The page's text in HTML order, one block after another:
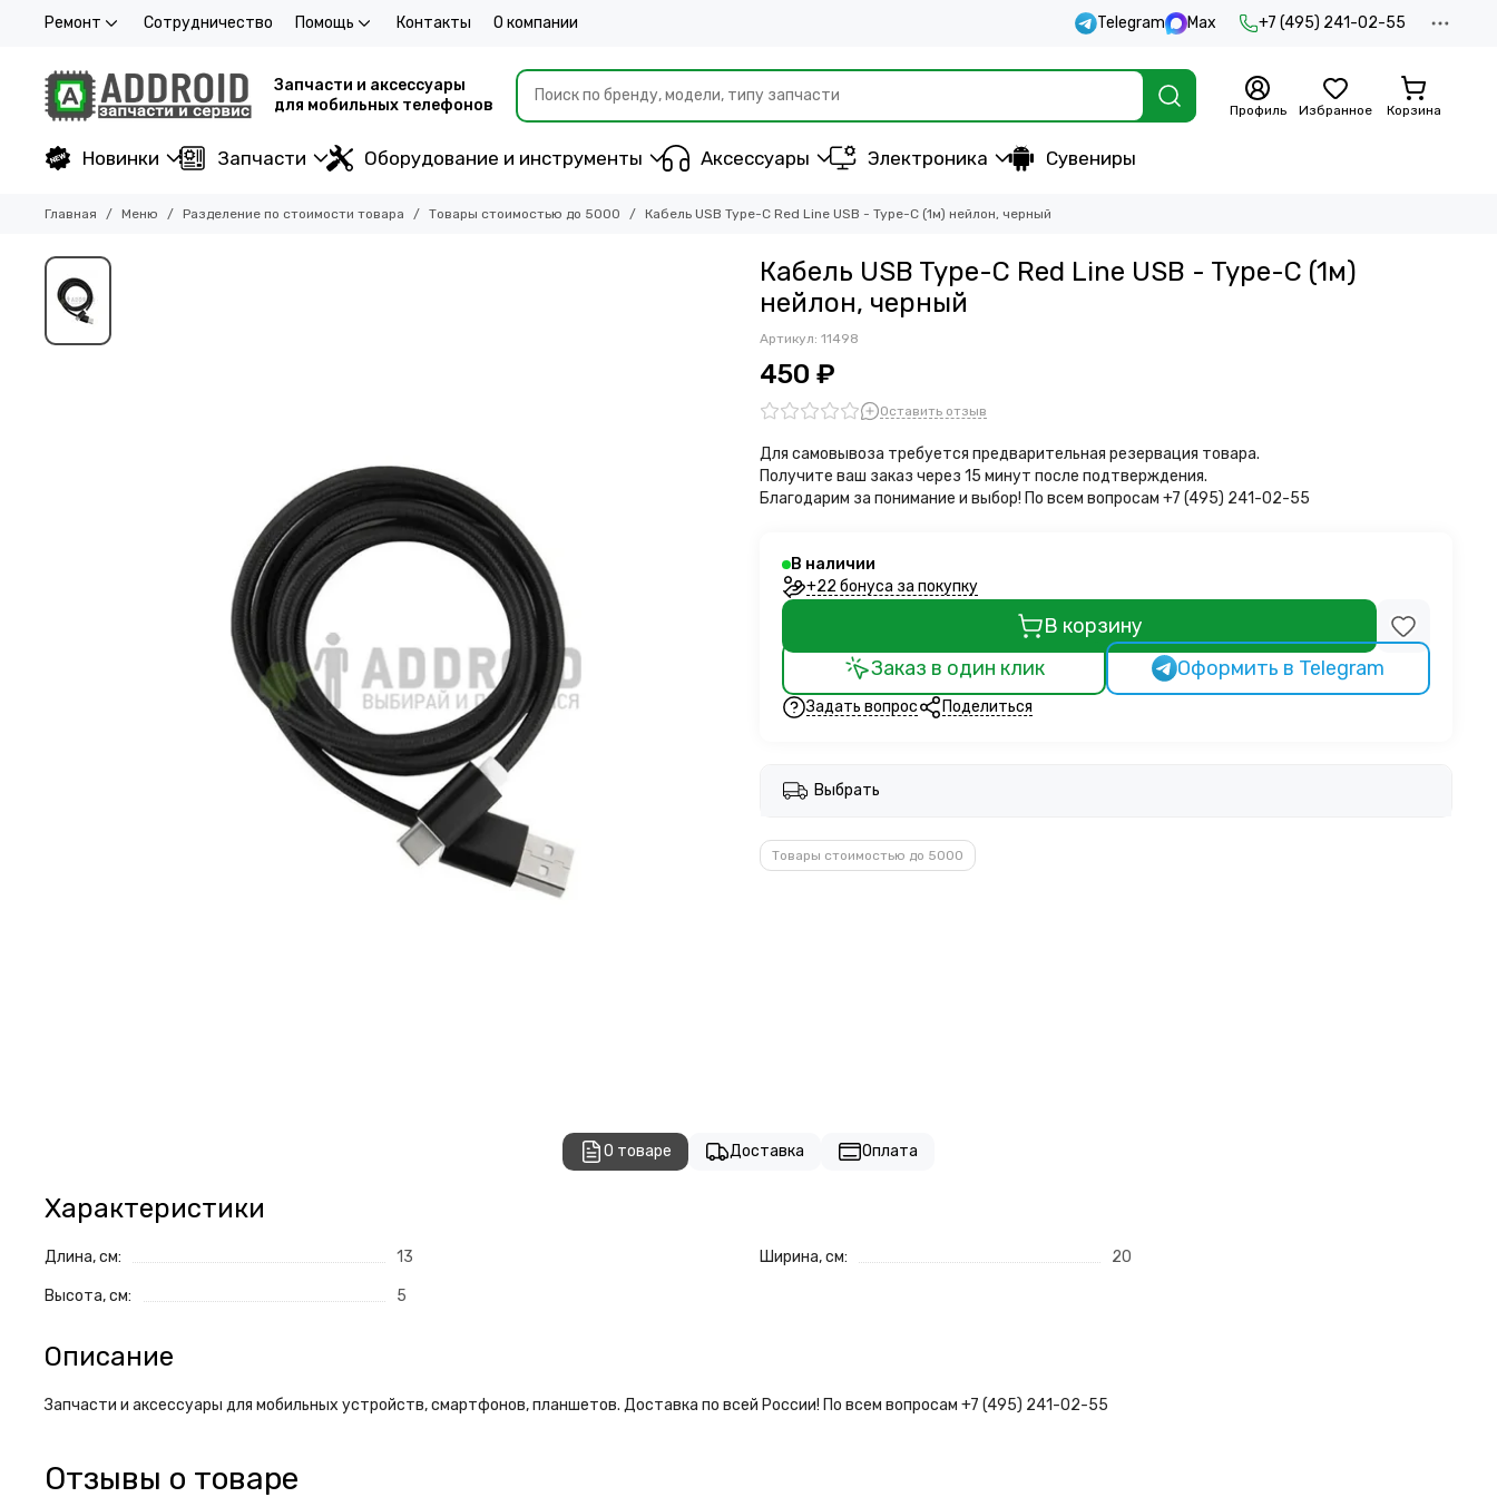
Ремонт Сотрудничество Помощь Контакты О компании Telegram Max +7 (495) 241-02-55
Запчасти и аксессуары
для мобильных телефонов
Профиль Избранное Корзина
Новинки Запчасти Оборудование и инструменты Аксессуары Электроника Сувениры
Главная Меню Разделение по стоимости товара Товары стоимостью до 5000 Кабель USB Type-C Red Line USB - Type-C (1м) нейлон, черный
Кабель USB Type-C Red Line USB - Type-C (1м)
нейлон, черный
Артикул: 11498
450 ₽
Оставить отзыв
Для самовывоза требуется предварительная резервация товара.
Получите ваш заказ через 15 минут после подтверждения.
Благодарим за понимание и выбор! По всем вопросам +7 (495) 241-02-55
В наличии
+22 бонуса за покупку
В корзину
Заказ в один клик
Оформить в Telegram
Задать вопрос Поделиться
Выбрать
Товары стоимостью до 5000
О товаре Доставка Оплата
Характеристики
Длина, см: 13
Высота, см: 5
Ширина, см: 20
Описание
Запчасти и аксессуары для мобильных устройств, смартфонов, планшетов. Доставка по всей России! По всем вопросам +7 (495) 241-02-55
Отзывы о товаре